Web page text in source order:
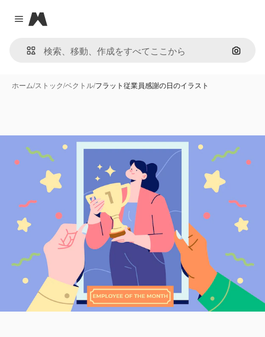
Close menu
Magnific
画像で
ホーム/ストック/ベクトル/フラット従業員感謝の日のイラスト